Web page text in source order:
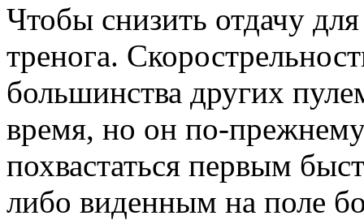
Чтобы снизить отдачу
тренога.
большинства других
время, но он по-
похвастаться первым
либо виденным на поле